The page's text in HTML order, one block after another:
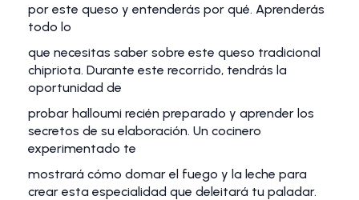
por este queso y entenderás por qué. Aprenderás
todo lo
que necesitas saber sobre este queso tradicional
chipriota. Durante este recorrido, tendrás la
oportunidad de
probar halloumi recién preparado y aprender los
secretos de su elaboración. Un cocinero
experimentado te
mostrará cómo domar el fuego y la leche para
crear esta especialidad que deleitará tu paladar.